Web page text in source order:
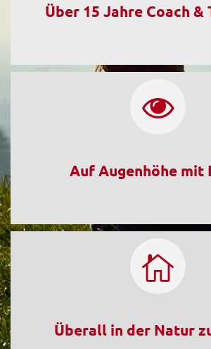
Über 15 Jahre Coach &
Auf Augenhöhe mit
Überall in der Natur